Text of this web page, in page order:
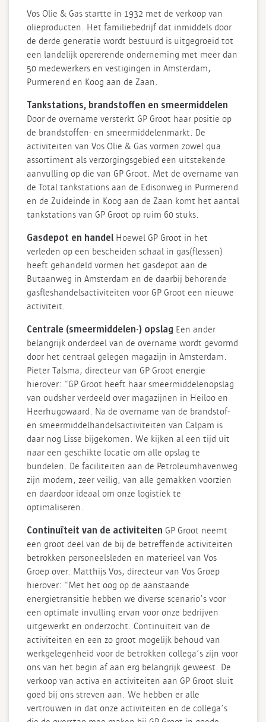
Vos Olie & Gas startte in 1932 met de verkoop van
olieproducten. Het familiebedrijf dat inmiddels door
de derde generatie wordt bestuurd is uitgegroeid tot
een landelijk opererende onderneming met meer dan
50 medewerkers en vestigingen in Amsterdam,
Purmerend en Koog aan de Zaan.
Tankstations, brandstoffen en smeermiddelen
Door de overname versterkt GP Groot haar positie op
de brandstoffen- en smeermiddelenmarkt. De
activiteiten van Vos Olie & Gas vormen zowel qua
assortiment als verzorgingsgebied een uitstekende
aanvulling op die van GP Groot. Met de overname van
de Total tankstations aan de Edisonweg in Purmerend
en de Zuideinde in Koog aan de Zaan komt het aantal
tankstations van GP Groot op ruim 60 stuks.
Gasdepot en handel Hoewel GP Groot in het
verleden op een bescheiden schaal in gas(flessen)
heeft gehandeld vormen het gasdepot aan de
Butaanweg in Amsterdam en de daarbij behorende
gasfleshandelsactiviteiten voor GP Groot een nieuwe
activiteit.
Centrale (smeermiddelen-) opslag Een ander
belangrijk onderdeel van de overname wordt gevormd
door het centraal gelegen magazijn in Amsterdam.
Pieter Talsma, directeur van GP Groot energie
hierover: “GP Groot heeft haar smeermiddelenopslag
van oudsher verdeeld over magazijnen in Heiloo en
Heerhugowaard. Na de overname van de brandstof-
en smeermiddelhandelsactiviteiten van Calpam is
daar nog Lisse bijgekomen. We kijken al een tijd uit
naar een geschikte locatie om alle opslag te
bundelen. De faciliteiten aan de Petroleumhavenweg
zijn modern, zeer veilig, van alle gemakken voorzien
en daardoor ideaal om onze logistiek te
optimaliseren.
Continuïteit van de activiteiten GP Groot neemt
een groot deel van de bij de betreffende activiteiten
betrokken personeelsleden en materieel van Vos
Groep over. Matthijs Vos, directeur van Vos Groep
hierover: “Met het oog op de aanstaande
energietransitie hebben we diverse scenario’s voor
een optimale invulling ervan voor onze bedrijven
uitgewerkt en onderzocht. Continuïteit van de
activiteiten en een zo groot mogelijk behoud van
werkgelegenheid voor de betrokken collega’s zijn voor
ons van het begin af aan erg belangrijk geweest. De
verkoop van activa en activiteiten aan GP Groot sluit
goed bij ons streven aan. We hebben er alle
vertrouwen in dat onze activiteiten en de collega’s